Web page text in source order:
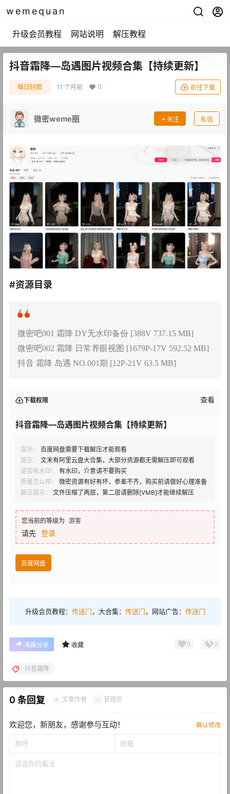
wemequan
升级会员教程 网站说明 解压教程
抖音霜降—岛遇图片视频合集【持续更新】
每日好图 11 个月前 0 前往下载
微密weme圈 关注 私信
#资源目录
微密吧001 霜降 DY无水印备份 [388V 737.15 MB]
微密吧002 霜降 日常养眼视图 [1679P-17V 592.52 MB]
抖音 霜降 岛遇 NO.001期 [12P-21V 63.5 MB]
下载权限 查看
抖音霜降—岛遇图片视频合集【持续更新】
提示：
百度网盘需要下载解压才能观看
提示：
文末有阿里云盘大合集，大部分资源都无需解压即可观看
是否有水印：
有水印，介意请不要购买
质量怎么样：
微密资源有好有坏，参差不齐，购买前请做好心理准备
解压提示：
文件压缩了两层，第二层请删除[VMB]才能继续解压
您当前的等级为 游客
请先 登录
百度网盘
升级会员教程： 传送门，大合集： 传送门，网站广告： 传送门
海报分享 收藏 0 0
抖音霜降
0 条回复 A 文章作者 M 管理员
欢迎您，新朋友，感谢参与互动！ 确认修改